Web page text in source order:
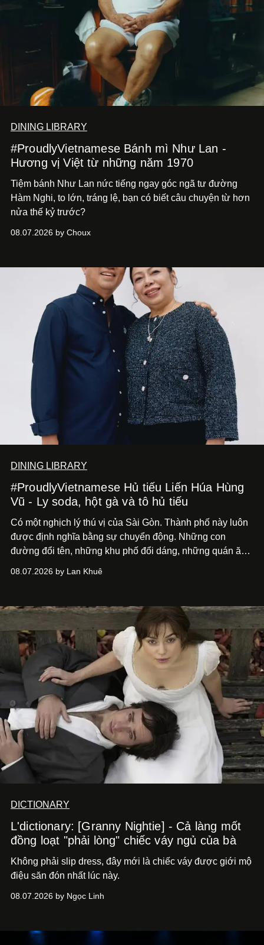
DINING LIBRARY
#ProudlyVietnamese Bánh mì Như Lan -
Hương vị Việt từ những năm 1970
Tiệm bánh Như Lan nức tiếng ngay góc ngã tư đường
Hàm Nghi, to lớn, tráng lệ, bạn có biết câu chuyện từ hơn
nửa thế kỷ trước?
08.07.2026 by Choux
DINING LIBRARY
#ProudlyVietnamese Hủ tiếu Liến Húa Hùng
Vũ - Ly soda, hột gà và tô hủ tiếu
Có một nghịch lý thú vị của Sài Gòn. Thành phố này luôn
được định nghĩa bằng sự chuyển động. Những con
đường đổi tên, những khu phố đổi dáng, những quán ăn
nói về cái mới, về xu hướng tiếp theo, về những điều
08.07.2026 by Lan Khuê
DICTIONARY
L'dictionary: [Granny Nightie] - Cả làng mốt
đồng loạt "phải lòng" chiếc váy ngủ của bà
Không phải slip dress, đây mới là chiếc váy được giới mộ
điệu săn đón nhất lúc này.
08.07.2026 by Ngọc Linh